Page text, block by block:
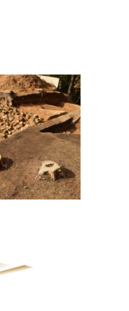
丸瓦